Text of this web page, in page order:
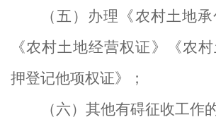
（五）办理《农村土地承
《农村土地经营权证》《农
押登记他项权证》；
（六）其他有碍征收工作